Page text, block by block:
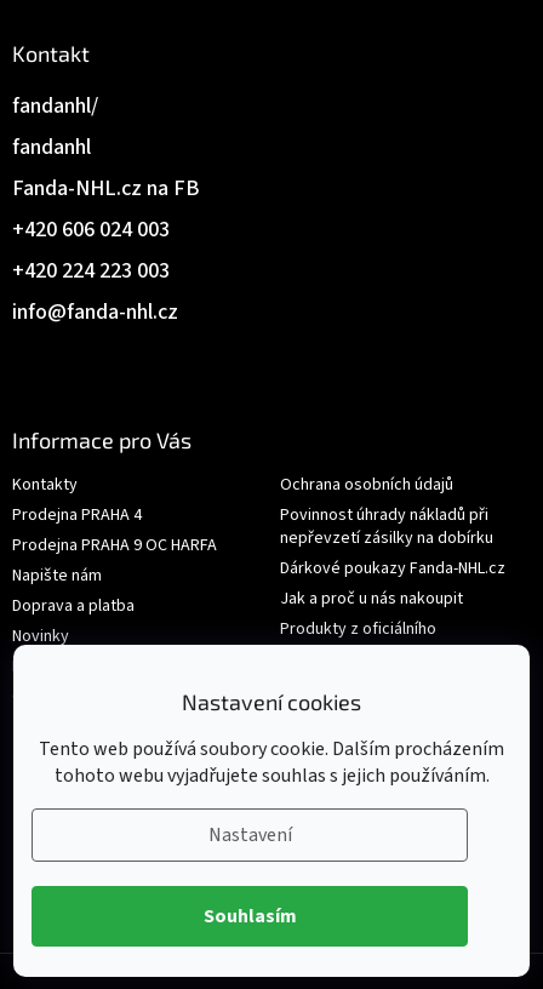
Nastavení cookies
Tento web používá soubory cookie. Dalším procházením
tohoto webu vyjadřujete souhlas s jejich používáním.
Nastavení
Souhlasím
Kontakt
info@fanda-nhl.cz
+420 224 223 003
+420 606 024 003
Fanda-NHL.cz na FB
fandanhl
fandanhl/
Informace pro Vás
Kontakty
Prodejna PRAHA 4
Prodejna PRAHA 9 OC HARFA
Napište nám
Doprava a platba
Novinky
Hodnocení obchodu
Obchodní podmínky
Ochrana osobních údajů
Povinnost úhrady nákladů při
nepřevzetí zásilky na dobírku
Dárkové poukazy Fanda-NHL.cz
Jak a proč u nás nakoupit
Produkty z oficiálního
shop.nhl.com
Výměna nebo vrácení zboží